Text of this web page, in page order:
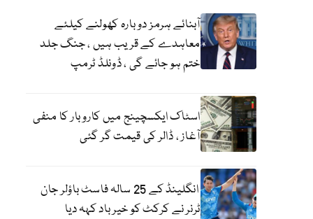
آبنائے ہرمز دوبارہ کھولنے کیلئے
معاہدے کے قریب ہیں ، جنگ جلد
ختم ہو جائے گی ، ڈونلڈ ٹرمپ
اسٹاک ایکسچینج میں کاروبار کا منفی
آغاز ، ڈالر کی قیمت گر گئی
انگلینڈ کے 25 سالہ فاسٹ باؤلر جان
ٹرنر نے کرکٹ کو خیر باد کہہ دیا